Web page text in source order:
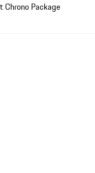
Package